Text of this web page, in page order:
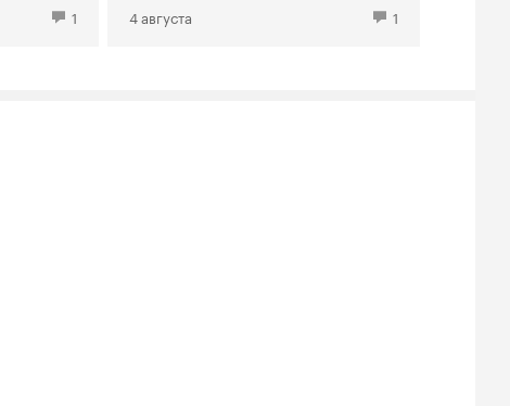
1
синего пса Андрея
4 августа 1